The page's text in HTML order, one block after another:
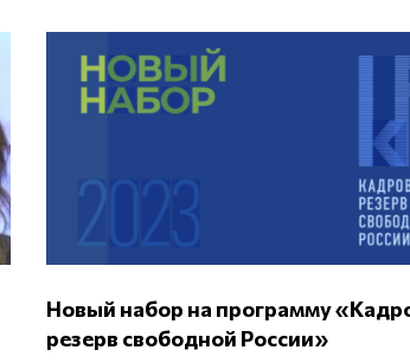
Новый набор на программу «Кадровый
резерв свободной России»